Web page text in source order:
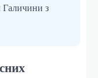
з